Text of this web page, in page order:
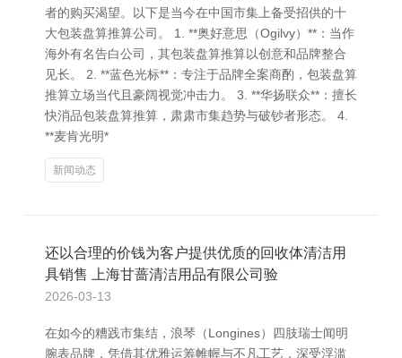
者的购买渴望。以下是当今在中国市集上备受招供的十
大包装盘算推算公司。 1. **奥好意思（Ogilvy）**：当作
海外有名告白公司，其包装盘算推算以创意和品牌整合
见长。 2. **蓝色光标**：专注于品牌全案商酌，包装盘算
推算立场当代且豪阔视觉冲击力。 3. **华扬联众**：擅长
快消品包装盘算推算，肃肃市集趋势与破钞者形态。 4.
**麦肯光明*
新闻动态
还以合理的价钱为客户提供优质的回收体清洁用
具销售 上海甘蔷清洁用品有限公司验
2026-03-13
在如今的糟践市集结，浪琴（Longines）四肢瑞士闻明
腕表品牌，凭借其优雅运筹帷幄与不凡工艺，深受浮滥